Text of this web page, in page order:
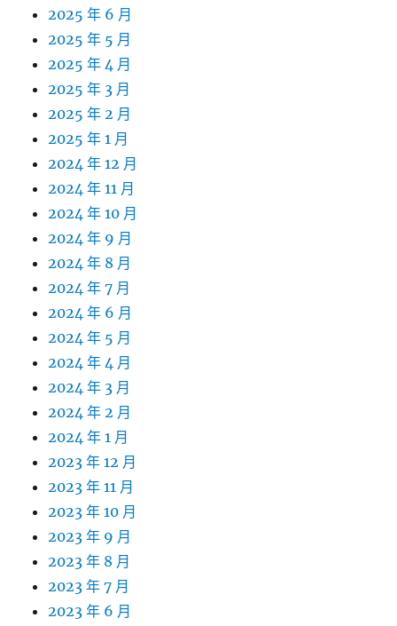
2025 年 6 月
2025 年 5 月
2025 年 4 月
2025 年 3 月
2025 年 2 月
2025 年 1 月
2024 年 12 月
2024 年 11 月
2024 年 10 月
2024 年 9 月
2024 年 8 月
2024 年 7 月
2024 年 6 月
2024 年 5 月
2024 年 4 月
2024 年 3 月
2024 年 2 月
2024 年 1 月
2023 年 12 月
2023 年 11 月
2023 年 10 月
2023 年 9 月
2023 年 8 月
2023 年 7 月
2023 年 6 月